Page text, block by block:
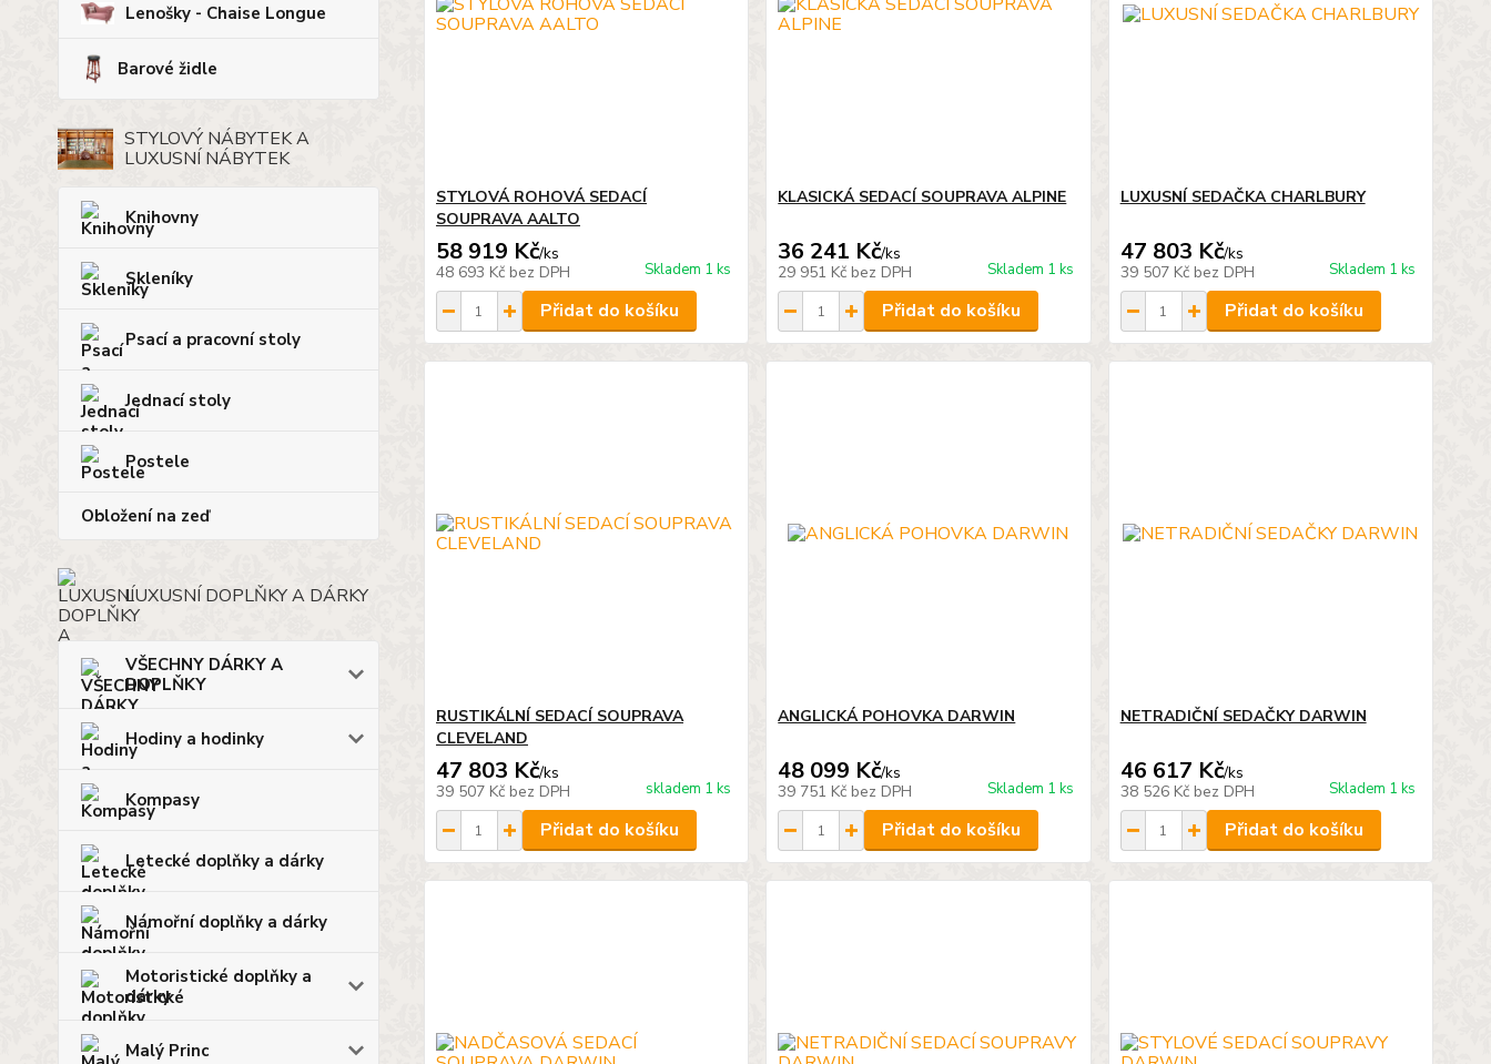
Lenošky - Chaise Longue
Barové židle
STYLOVÝ NÁBYTEK A
LUXUSNÍ NÁBYTEK
Knihovny
Skleníky
Psací a pracovní stoly
Jednací stoly
Postele
Obložení na zeď
LUXUSNÍ DOPLŇKY A DÁRKY
VŠECHNY DÁRKY A
DOPLŇKY
Hodiny a hodinky
Kompasy
Letecké doplňky a dárky
Námořní doplňky a dárky
Motoristické doplňky a
dárky
Malý Princ
STYLOVÁ ROHOVÁ SEDACÍ
SOUPRAVA AALTO
58 919 Kč/ks
48 693 Kč bez DPH Skladem 1 ks
Přidat do košíku
KLASICKÁ SEDACÍ SOUPRAVA ALPINE
36 241 Kč/ks
29 951 Kč bez DPH Skladem 1 ks
Přidat do košíku
LUXUSNÍ SEDAČKA CHARLBURY
47 803 Kč/ks
39 507 Kč bez DPH Skladem 1 ks
Přidat do košíku
RUSTIKÁLNÍ SEDACÍ SOUPRAVA
CLEVELAND
47 803 Kč/ks
39 507 Kč bez DPH skladem 1 ks
Přidat do košíku
ANGLICKÁ POHOVKA DARWIN
48 099 Kč/ks
39 751 Kč bez DPH Skladem 1 ks
Přidat do košíku
NETRADIČNÍ SEDAČKY DARWIN
46 617 Kč/ks
38 526 Kč bez DPH Skladem 1 ks
Přidat do košíku